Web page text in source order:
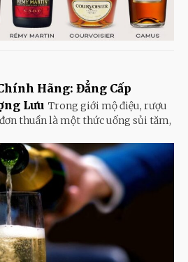
Hãng: Đẳng Cấp
Lưu Trong giới mộ điệu, rượu
thuần là một thức uống sủi tăm,